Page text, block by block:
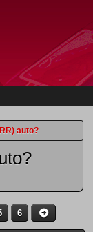
auto?
6